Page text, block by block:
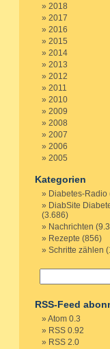
2018
2017
2016
2015
2014
2013
2012
2011
2010
2009
2008
2007
2006
2005
Kategorien
Diabetes-Radio
DiabSite
(3.686)
Nachrichten
Rezepte (856)
Schritte zählen
RSS-Feed
Atom 0.3
RSS 0.92
RSS 2.0